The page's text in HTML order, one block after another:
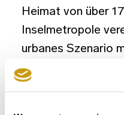
Heimat von über
Inselmetropole
urbanes Szenario
Und während
Flair einer